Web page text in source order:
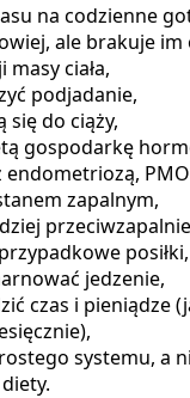
na codzienne
ale brakuje im
ciała,
podjadanie,
do ciąży,
gospodarkę
endometriozą,
zapalnym,
posiłki,
jedzenie,
czas i pieniądze
systemu, a